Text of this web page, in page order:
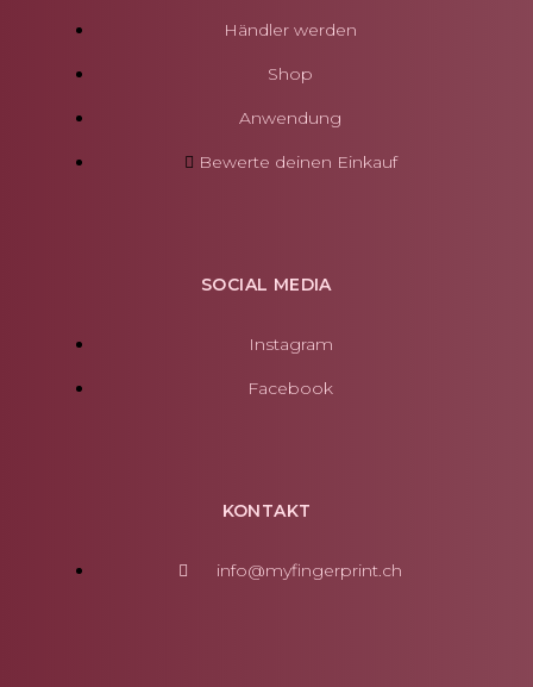
Händler werden
Shop
Anwendung
Bewerte deinen Einkauf
SOCIAL MEDIA
Instagram
Facebook
KONTAKT
info@myfingerprint.ch